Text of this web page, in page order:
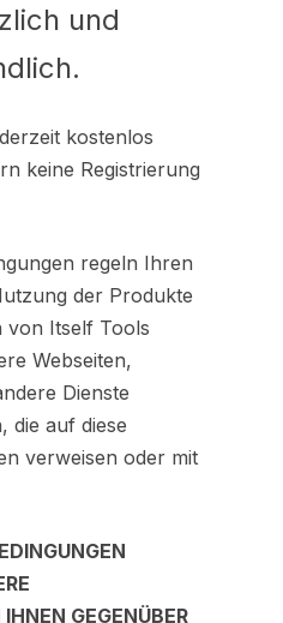
und
kostenlos
keine Registrierung
regeln Ihren
der Produkte
von Itself Tools
Webseiten,
Dienste
die auf diese
verweisen oder mit
GEGENÜBER